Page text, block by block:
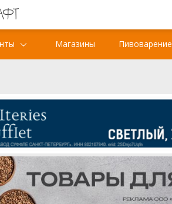
Магазины Пивоварение